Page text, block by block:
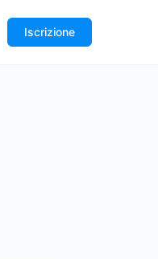
Iscrizione